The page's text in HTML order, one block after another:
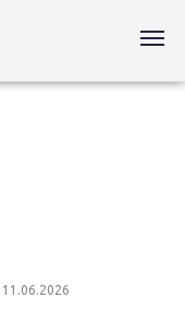
11.06.2026